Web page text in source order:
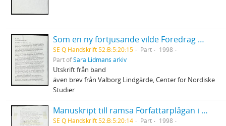
Som en ny förtjusande vilde Föredrag vid konferens i Odense - uppbrottet från modernism
SE Q Handskrift 52:B:5:20:15 Part
1998
Part ofSara Lidmans arkiv
Utskrift från band
även brev från Valborg Lindgärde, Center for Nordiske
Studier
Manuskript till ramsa Författarplågan i Norden
SE Q Handskrift 52:B:5:20:14 Part
1998